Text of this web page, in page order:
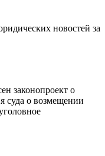
новостей за
законопроект о
суда о возмещении